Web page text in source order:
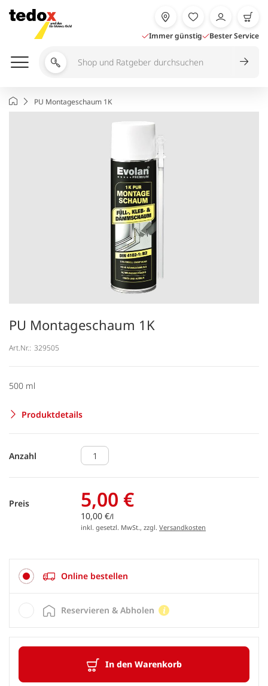
Inhalt
springen
Immer günstig Bester Service
Shop
durchsuchen
StartseitePU Montageschaum 1K
PU Montageschaum 1K
Art.Nr.: 329505
500 ml
Produktdetails
Anzahl
Preis 5,00 €
10,00 €/l
inkl. gesetzl. MwSt., zzgl. Versandkosten
Online bestellen
In den Warenkorb
Reservieren & Abholen